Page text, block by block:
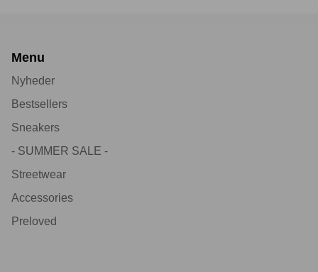
Menu
Nyheder
Bestsellers
Sneakers
- SUMMER SALE -
Streetwear
Accessories
Preloved